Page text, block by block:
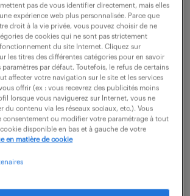
qualite (f/h)
CDD
12 mois
réalisez des activités d'Assurance
activités industrielles
et production des cartes
dans un environnement normatif
pas de vous identifier directement, mais elles
expérience web plus personnalisée. Parce que
droit à la vie privée, vous pouvez choisir de ne
de cookies qui ne sont pas strictement
du site Internet. Cliquez sur
les titres des différentes catégories pour en savoir
par défaut. Toutefois, le refus de certains
affecter votre navigation sur le site et les services
offrir (ex : vous recevrez des publicités moins
lorsque vous naviguerez sur Internet, vous ne
du contenu via les réseaux sociaux, etc.). Vous
consentement ou modifier votre paramétrage à tout
disponible en bas et à gauche de votre
en matière de cookie